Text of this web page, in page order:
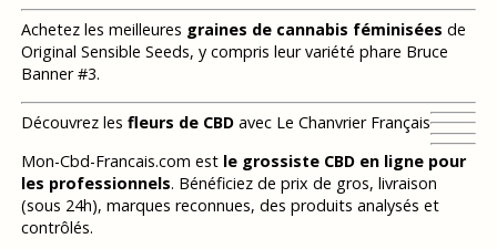
Achetez les meilleures graines de cannabis féminisées de
Original Sensible Seeds, y compris leur variété phare Bruce
Banner #3.
Découvrez les fleurs de CBDavec Le Chanvrier Français
Mon-Cbd-Francais.com est le grossiste CBD en ligne pour
les professionnels. Bénéficiez de prix de gros, livraison
(sous 24h), marques reconnues, des produits analysés et
contrôlés.